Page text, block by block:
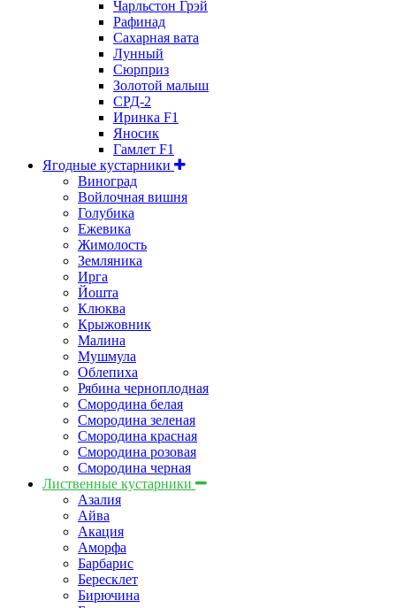
Чарльстон Грэй
Рафинад
Сахарная вата
Лунный
Сюрприз
Золотой малыш
СРД-2
Иринка F1
Яносик
Гамлет F1
Ягодные кустарники
Виноград
Войлочная вишня
Голубика
Ежевика
Жимолость
Земляника
Ирга
Йошта
Клюква
Крыжовник
Малина
Мушмула
Облепиха
Рябина черноплодная
Смородина белая
Смородина зеленая
Смородина красная
Смородина розовая
Смородина черная
Лиственные кустарники
Азалия
Айва
Акация
Аморфа
Барбарис
Бересклет
Бирючина